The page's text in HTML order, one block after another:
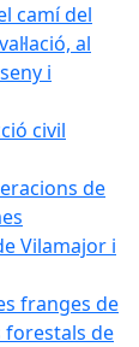
camí del
al
i
civil
de
Vilamajor i
franges de
de